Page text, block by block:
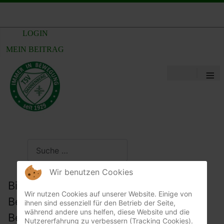
LOGIN
MEIN BEITRAG
≡
Bitte die E-Mail-Adresse des
Benutzerkontos eingeben. Ein
Bestätigungscode wird dann an diese
Wir benutzen Cookies
Wir nutzen Cookies auf unserer Website. Einige von
ihnen sind essenziell für den Betrieb der Seite,
während andere uns helfen, diese Website und die
Nutzererfahrung zu verbessern (Tracking Cookies).